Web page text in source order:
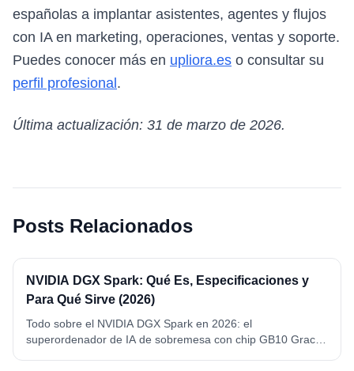
españolas a implantar asistentes, agentes y flujos
con IA en marketing, operaciones, ventas y soporte.
Puedes conocer más en upliora.es o consultar su
perfil profesional .
Última actualización: 31 de marzo de 2026.
Posts Relacionados
NVIDIA DGX Spark: Qué Es, Especificaciones y
Para Qué Sirve (2026)
Todo sobre el NVIDIA DGX Spark en 2026: el
superordenador de IA de sobremesa con chip GB10 Grace